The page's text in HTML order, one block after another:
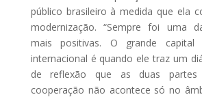
público brasileiro à medida que ela
modernização. “Sempre foi uma
mais positivas. O grande capital
internacional é quando ele traz um
de reflexão que as duas partes
cooperação não acontece só no